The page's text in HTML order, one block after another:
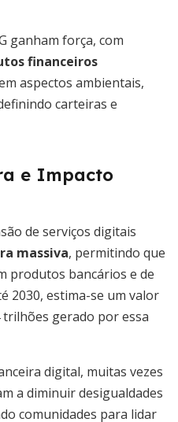
ganham força, com
financeiros
aspectos ambientais,
carteiras e
e Impacto
de serviços digitais
massiva, permitindo que
produtos bancários e de
2030, estima-se um valor
gerado por essa
digital, muitas vezes
a diminuir desigualdades
comunidades para lidar